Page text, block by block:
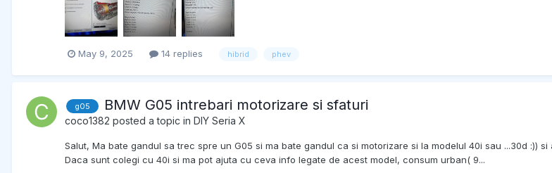
May 9, 2025 14 replies hibrid phev
g05 BMW G05 intrebari motorizare si sfaturi
coco1382 posted a topic in DIY Seria X
Salut, Ma bate gandul sa trec spre un G05 si ma bate gandul ca si motorizare si la modelul 40i sau ...30d :))
Daca sunt colegi cu 40i si ma pot ajuta cu ceva info legate de acest model, consum urban( 9...